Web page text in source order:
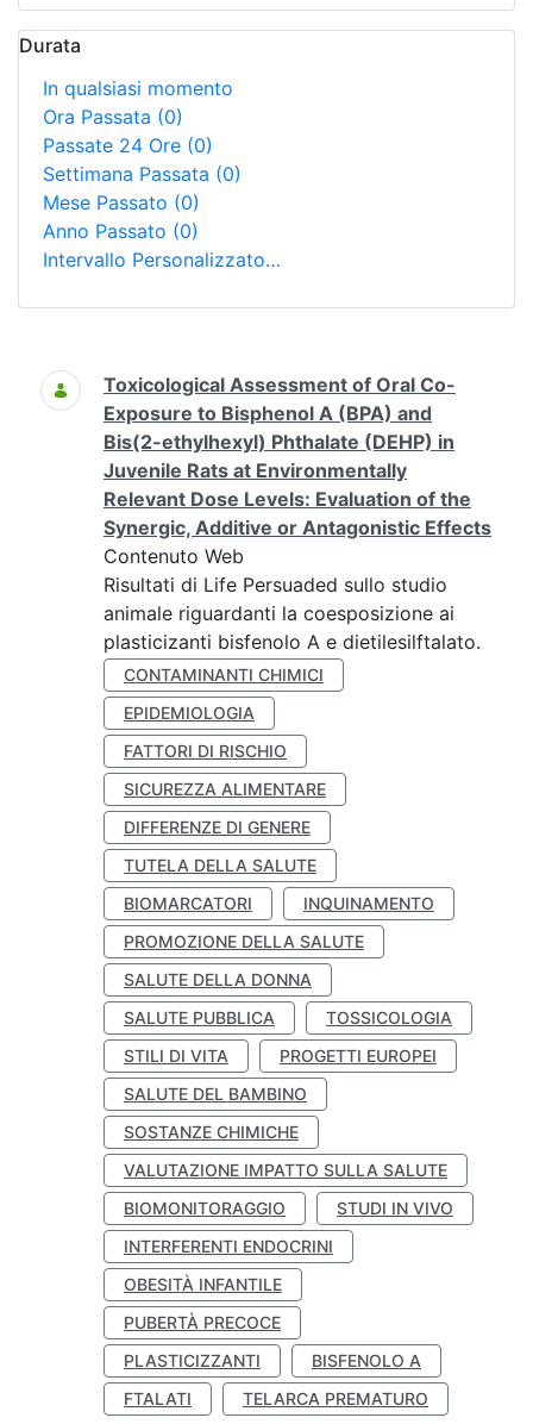
Durata
In qualsiasi momento
Ora Passata (0)
Passate 24 Ore (0)
Settimana Passata (0)
Mese Passato (0)
Anno Passato (0)
Intervallo Personalizzato…
Ricerca
Toxicological Assessment of Oral Co-
Exposure to Bisphenol A (BPA) and
Bis(2-ethylhexyl) Phthalate (DEHP) in
Juvenile Rats at Environmentally
Relevant Dose Levels: Evaluation of the
Synergic, Additive or Antagonistic Effects
Contenuto Web
Risultati di Life Persuaded sullo studio
animale riguardanti la coesposizione ai
plasticizanti bisfenolo A e dietilesilftalato.
CONTAMINANTI CHIMICI
EPIDEMIOLOGIA
FATTORI DI RISCHIO
SICUREZZA ALIMENTARE
DIFFERENZE DI GENERE
TUTELA DELLA SALUTE
BIOMARCATORI
INQUINAMENTO
PROMOZIONE DELLA SALUTE
SALUTE DELLA DONNA
SALUTE PUBBLICA
TOSSICOLOGIA
STILI DI VITA
PROGETTI EUROPEI
SALUTE DEL BAMBINO
SOSTANZE CHIMICHE
VALUTAZIONE IMPATTO SULLA SALUTE
BIOMONITORAGGIO
STUDI IN VIVO
INTERFERENTI ENDOCRINI
OBESITÀ INFANTILE
PUBERTÀ PRECOCE
PLASTICIZZANTI
BISFENOLO A
FTALATI
TELARCA PREMATURO